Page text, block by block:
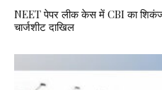
NEET पेपर लीक केस में CBI का
चार्जशीट दाखिल